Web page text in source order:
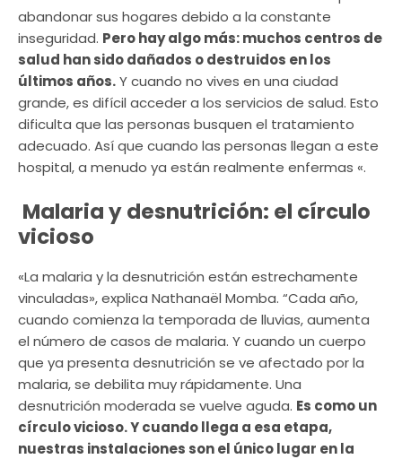
abandonar sus hogares debido a la constante
inseguridad. Pero hay algo más: muchos centros de
salud han sido dañados o destruidos en los
últimos años.Y cuando no vives en una ciudad
grande, es difícil acceder a los servicios de salud. Esto
dificulta que las personas busquen el tratamiento
adecuado. Así que cuando las personas llegan a este
hospital, a menudo ya están realmente enfermas «.
Malaria y desnutrición: el círculo
vicioso
«La malaria y la desnutrición están estrechamente
vinculadas», explica Nathanaël Momba. “Cada año,
cuando comienza la temporada de lluvias, aumenta
el número de casos de malaria. Y cuando un cuerpo
que ya presenta desnutrición se ve afectado por la
malaria, se debilita muy rápidamente. Una
desnutrición moderada se vuelve aguda. Es como un
círculo vicioso. Y cuando llega a esa etapa,
nuestras instalaciones son el único lugar en la